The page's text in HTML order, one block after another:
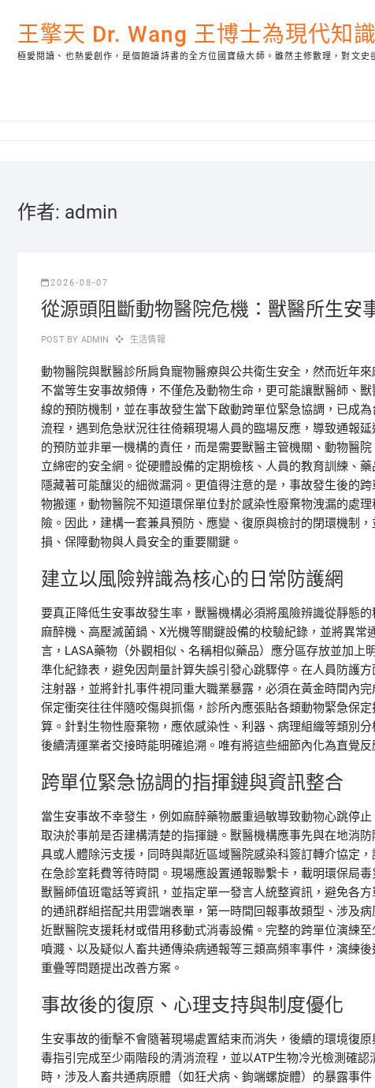
content王擎天 Dr. Wang 王博士為現代知
極愛閱讀、也熱愛創作，是個飽讀詩書的全方位國寶級大師。雖然主修數理，對文
作者: admin
2026-08-07
從源頭阻斷動物醫院危機：獸醫所生安
POST BY ADMIN 生活情報
動物醫院與獸醫診所肩負寵物醫療與公共衛生安全，然而近年
不當等生安事故頻傳，不僅危及動物生命，更可能讓獸醫師、
線的預防機制，並在事故發生當下啟動跨單位緊急協調，已成
流程，遇到危急狀況往往倚賴現場人員的臨場反應，導致通報
的預防並非單一機構的責任，而是需要獸醫主管機關、動物醫
立綿密的安全網。從硬體設備的定期檢核、人員的教育訓練、
隱藏著可能釀災的細微漏洞。更值得注意的是，事故發生後的
物搬運，動物醫院不知道環保單位對於感染性廢棄物洩漏的處
險。因此，建構一套兼具預防、應變、復原與檢討的閉環機制
損、保障動物與人員安全的重要關鍵。
建立以風險辨識為核心的日常防護網
要真正降低生安事故發生率，獸醫機構必須將風險辨識從靜態
麻醉機、高壓滅菌鍋、X光機等關鍵設備的校驗紀錄，並將異
言，LASA藥物（外觀相似、名稱相似藥品）應分區存放並加
準化紀錄表，避免因劑量計算失誤引發心跳驟停。在人員防護
注射器，並將針扎事件視同重大職業暴露，必須在黃金時間內
保定衝突往往伴隨咬傷與抓傷，診所內應張貼各類動物緊急保
算。針對生物性廢棄物，應依感染性、利器、病理組織等類別
後續清運業者交接時能明確追溯。唯有將這些細節內化為直覺
跨單位緊急協調的指揮鏈與資訊整合
當生安事故不幸發生，例如麻醉藥物嚴重過敏導致動物心跳停
取決於事前是否建構清楚的指揮鏈。獸醫機構應事先與在地消
具或人體除污支援，同時與鄰近區域醫院感染科簽訂轉介協定
在急診室耗費等待時間。現場應設置通報聯繫卡，載明環保局
獸醫師值班電話等資訊，並指定單一發言人統整資訊，避免各
的通訊群組搭配共用雲端表單，第一時間回報事故類型、涉及
近獸醫院支援耗材或借用移動式消毒設備。完整的跨單位演練
噴濺、以及疑似人畜共通傳染病通報等三類高頻率事件，演練
重疊等問題提出改善方案。
事故後的復原、心理支持與制度優化
生安事故的衝擊不會隨著現場處置結束而消失，後續的環境復
毒指引完成至少兩階段的清消流程，並以ATP生物冷光檢測確
時，涉及人畜共通病原體（如狂犬病、鉤端螺旋體）的暴露事